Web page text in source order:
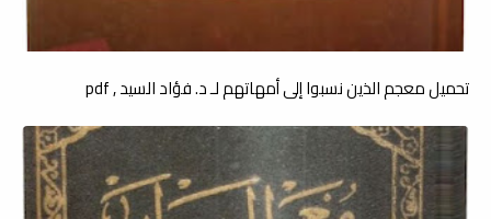
تحميل معجم الذين نسبوا إلى أمهاتهم لـ د. فؤاد السيد , pdf